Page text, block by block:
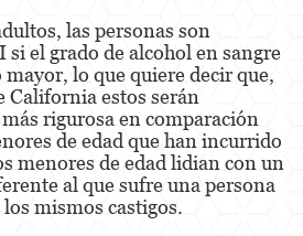
un Arma de Fuego Oculta
con una licencia suspendida
y Huir
las personas son
el grado de alcohol en sangre
mayor, lo que quiere decir que,
California estos serán
rigurosa en comparación
de edad que han incurrido
menores de edad lidian con un
al que sufre una persona
mismos castigos.